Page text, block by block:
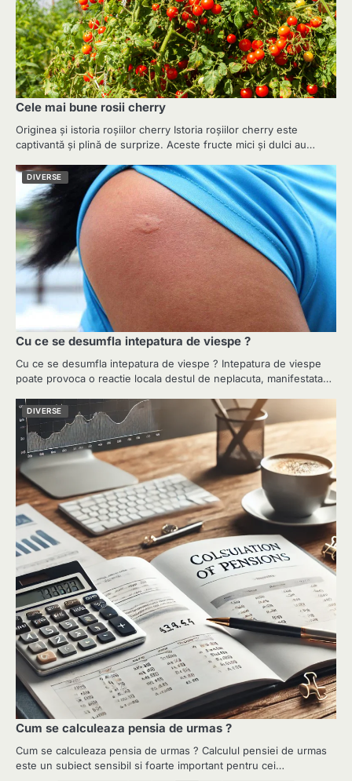
Cele mai bune rosii cherry
Originea și istoria roșiilor cherry Istoria roșiilor cherry este
captivantă și plină de surprize. Aceste fructe mici și dulci au…
DIVERSE
Cu ce se desumfla intepatura de viespe ?
Cu ce se desumfla intepatura de viespe ? Intepatura de viespe
poate provoca o reactie locala destul de neplacuta, manifestata…
DIVERSE
Cum se calculeaza pensia de urmas ?
Cum se calculeaza pensia de urmas ? Calculul pensiei de urmas
este un subiect sensibil si foarte important pentru cei…